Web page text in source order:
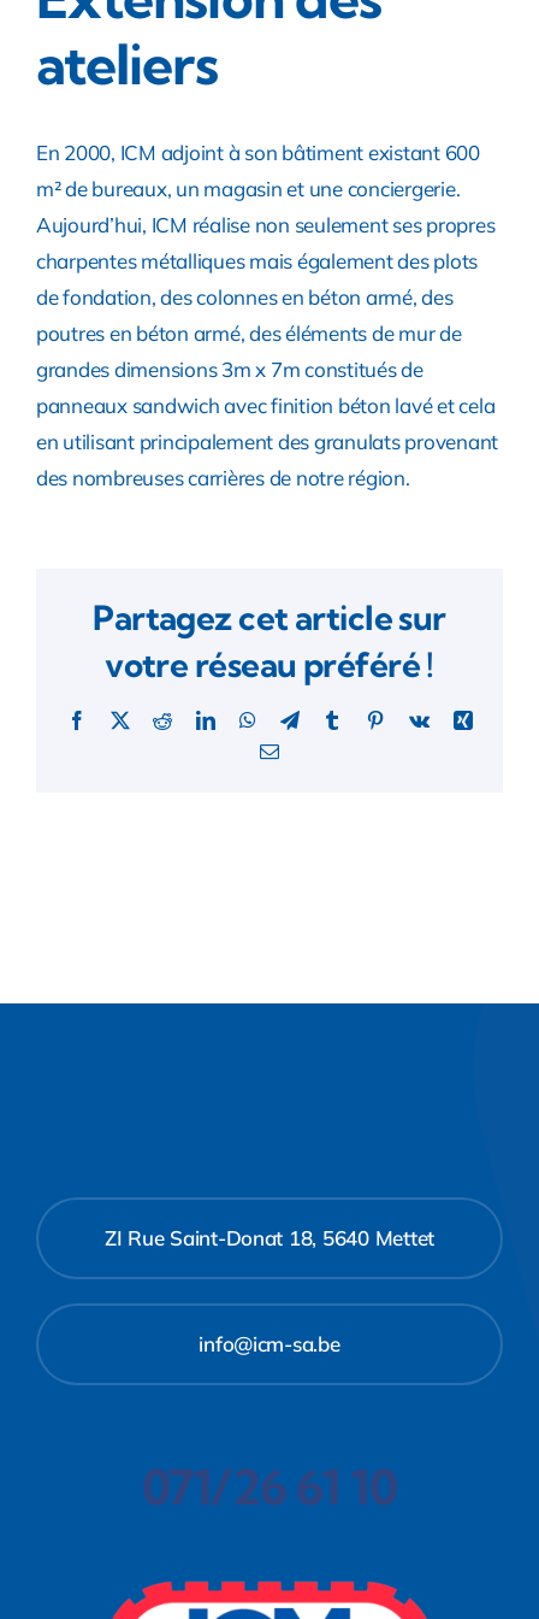
ateliers
En 2000, ICM adjoint à son bâtiment existant 600
m² de bureaux, un magasin et une conciergerie.
Aujourd’hui, ICM réalise non seulement ses propres
charpentes métalliques mais également des plots
de fondation, des colonnes en béton armé, des
poutres en béton armé, des éléments de mur de
grandes dimensions 3m x 7m constitués de
panneaux sandwich avec finition béton lavé et cela
en utilisant principalement des granulats provenant
des nombreuses carrières de notre région.
Partagez cet article sur
votre réseau préféré !
Facebook
X RedditLinkedInWhatsApp
TelegramTumblrPinterestVk
Xing
Email
ZI Rue Saint-Donat 18, 5640 Mettet
info@icm-sa.be
071/26 61 10